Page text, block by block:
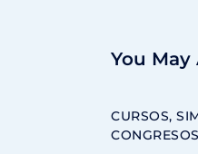
You May
CURSOS,
CONGRESOS